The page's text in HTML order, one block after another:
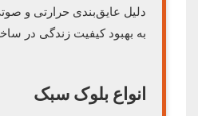
دلیل عایق‌بندی حرارتی و
به بهبود کیفیت زندگی در
انواع بلوک سبک